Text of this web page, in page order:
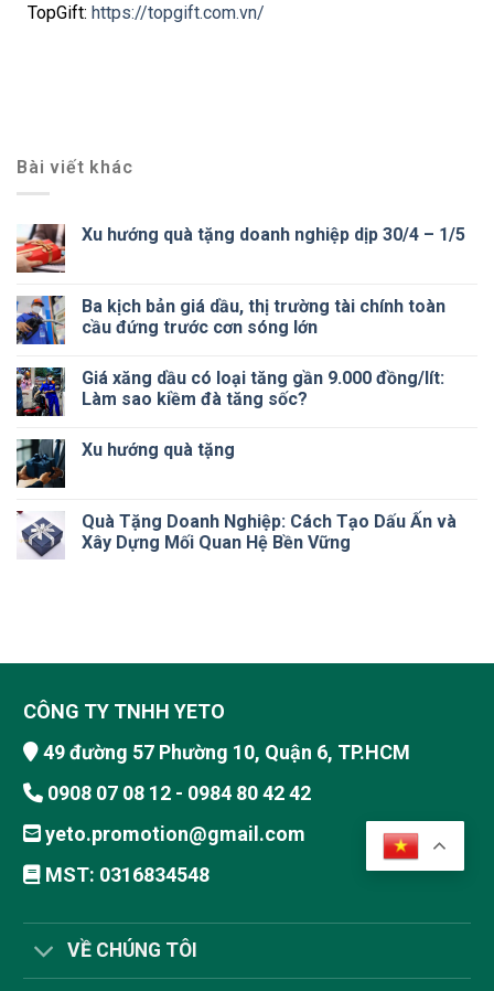
TopGift: https://topgift.com.vn/
Bài viết khác
Xu hướng quà tặng doanh nghiệp dịp 30/4 – 1/5
Ba kịch bản giá dầu, thị trường tài chính toàn
cầu đứng trước cơn sóng lớn
Giá xăng dầu có loại tăng gần 9.000 đồng/lít:
Làm sao kiềm đà tăng sốc?
Xu hướng quà tặng
Quà Tặng Doanh Nghiệp: Cách Tạo Dấu Ấn và
Xây Dựng Mối Quan Hệ Bền Vững
CÔNG TY TNHH YETO
49 đường 57 Phường 10, Quận 6, TP.HCM
0908 07 08 12 - 0984 80 42 42
yeto.promotion@gmail.com
MST: 0316834548
VỀ CHÚNG TÔI